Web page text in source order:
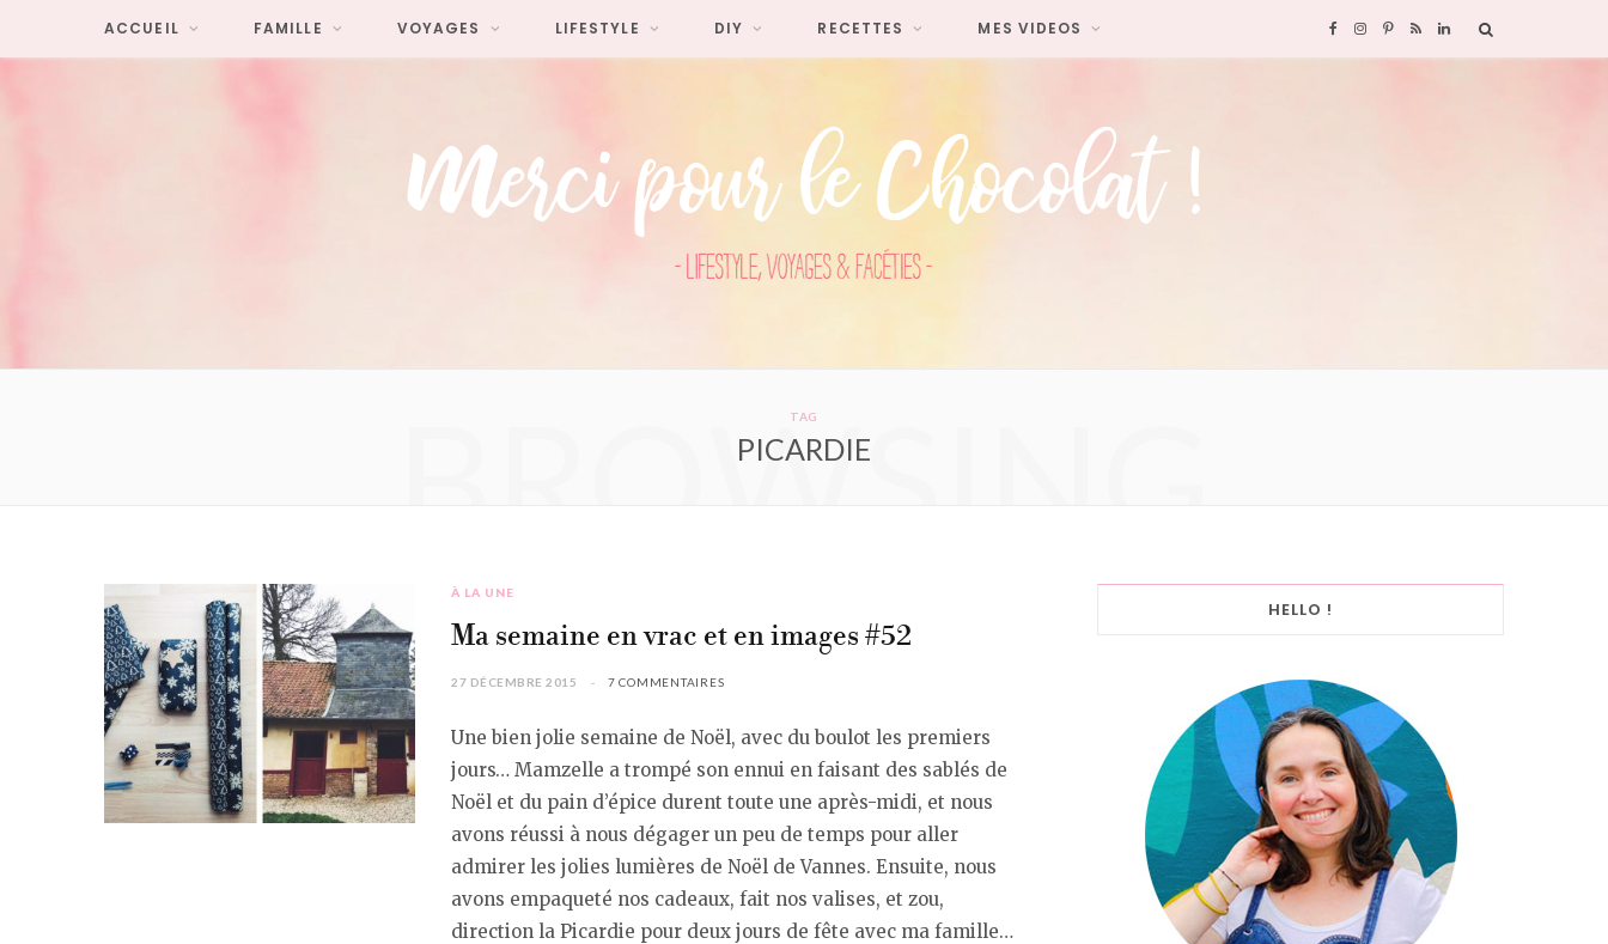
F I P
e
R L
I
ACCUEIL FAMILLE VOYAGES LIFESTYLE DIY RECETTES MES VIDEOS
TAG
PICARDIE
BROWSING
À LA UNE
Ma semaine en vrac et en images #52
27 DÉCEMBRE 2015 7 COMMENTAIRES
Une bien jolie semaine de Noël, avec du boulot les premiers
jours… Mamzelle a trompé son ennui en faisant des sablés de
Noël et du pain d’épice durent toute une après-midi, et nous
avons réussi à nous dégager un peu de temps pour aller
admirer les jolies lumières de Noël de Vannes. Ensuite, nous
avons empaqueté nos cadeaux, fait nos valises, et zou,
direction la Picardie pour deux jours de fête avec ma famille…
HELLO !